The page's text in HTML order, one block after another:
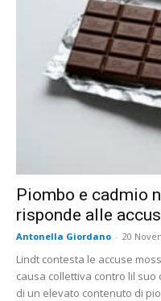
Piombo e cadmio
risponde alle
Antonella Giordano - 20
Lindt contesta le accuse
causa collettiva contro lil
di un elevato contenuto di